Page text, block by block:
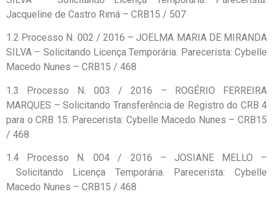
Jacqueline de Castro Rimá – CRB15 / 507
1.2 Processo N. 002 / 2016 – JOELMA MARIA DE MIRANDA
SILVA – Solicitando Licença Temporária. Parecerista: Cybelle
Macedo Nunes – CRB15 / 468
1.3 Processo N. 003 / 2016 – ROGÉRIO FERREIRA
MARQUES – Solicitando Transferência de Registro do CRB 4
para o CRB 15. Parecerista: Cybelle Macedo Nunes – CRB15
/ 468
1.4 Processo N. 004 / 2016 – JOSIANE MELLO –
Solicitando Licença Temporária. Parecerista: Cybelle
Macedo Nunes – CRB15 / 468